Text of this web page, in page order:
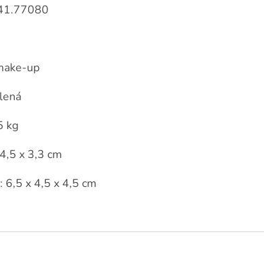
up
kg
x 3,3 cm
6,5 x 4,5 x 4,5 cm